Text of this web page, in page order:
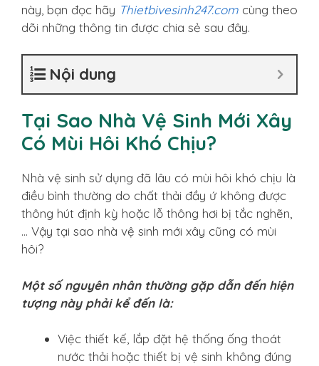
này, bạn đọc hãy Thietbivesinh247.com cùng theo
dõi những thông tin được chia sẻ sau đây.
Nội dung
Tại Sao Nhà Vệ Sinh Mới Xây
Có Mùi Hôi Khó Chịu?
Nhà vệ sinh sử dụng đã lâu có mùi hôi khó chịu là
điều bình thường do chất thải đầy ứ không được
thông hút định kỳ hoặc lỗ thông hơi bị tắc nghẽn,
… Vậy tại sao nhà vệ sinh mới xây cũng có mùi
hôi?
Một số nguyên nhân thường gặp dẫn đến hiện
tượng này phải kể đến là:
Việc thiết kế, lắp đặt hệ thống ống thoát
nước thải hoặc thiết bị vệ sinh không đúng